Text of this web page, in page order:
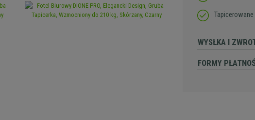
WYSŁKA I
FORMY